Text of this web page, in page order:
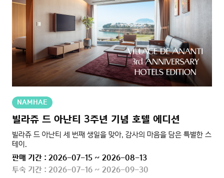
NAMHAE
빌라쥬 드 아난티 3주년 기념 호텔 에디션
빌라쥬 드 아난티 세 번째 생일을 맞아, 감사의 마음을 담은 특별한 스
테이.
판매 기간 : 2026-07-15 ~ 2026-08-13
투숙 기간 : 2026-07-16 ~ 2026-09-30